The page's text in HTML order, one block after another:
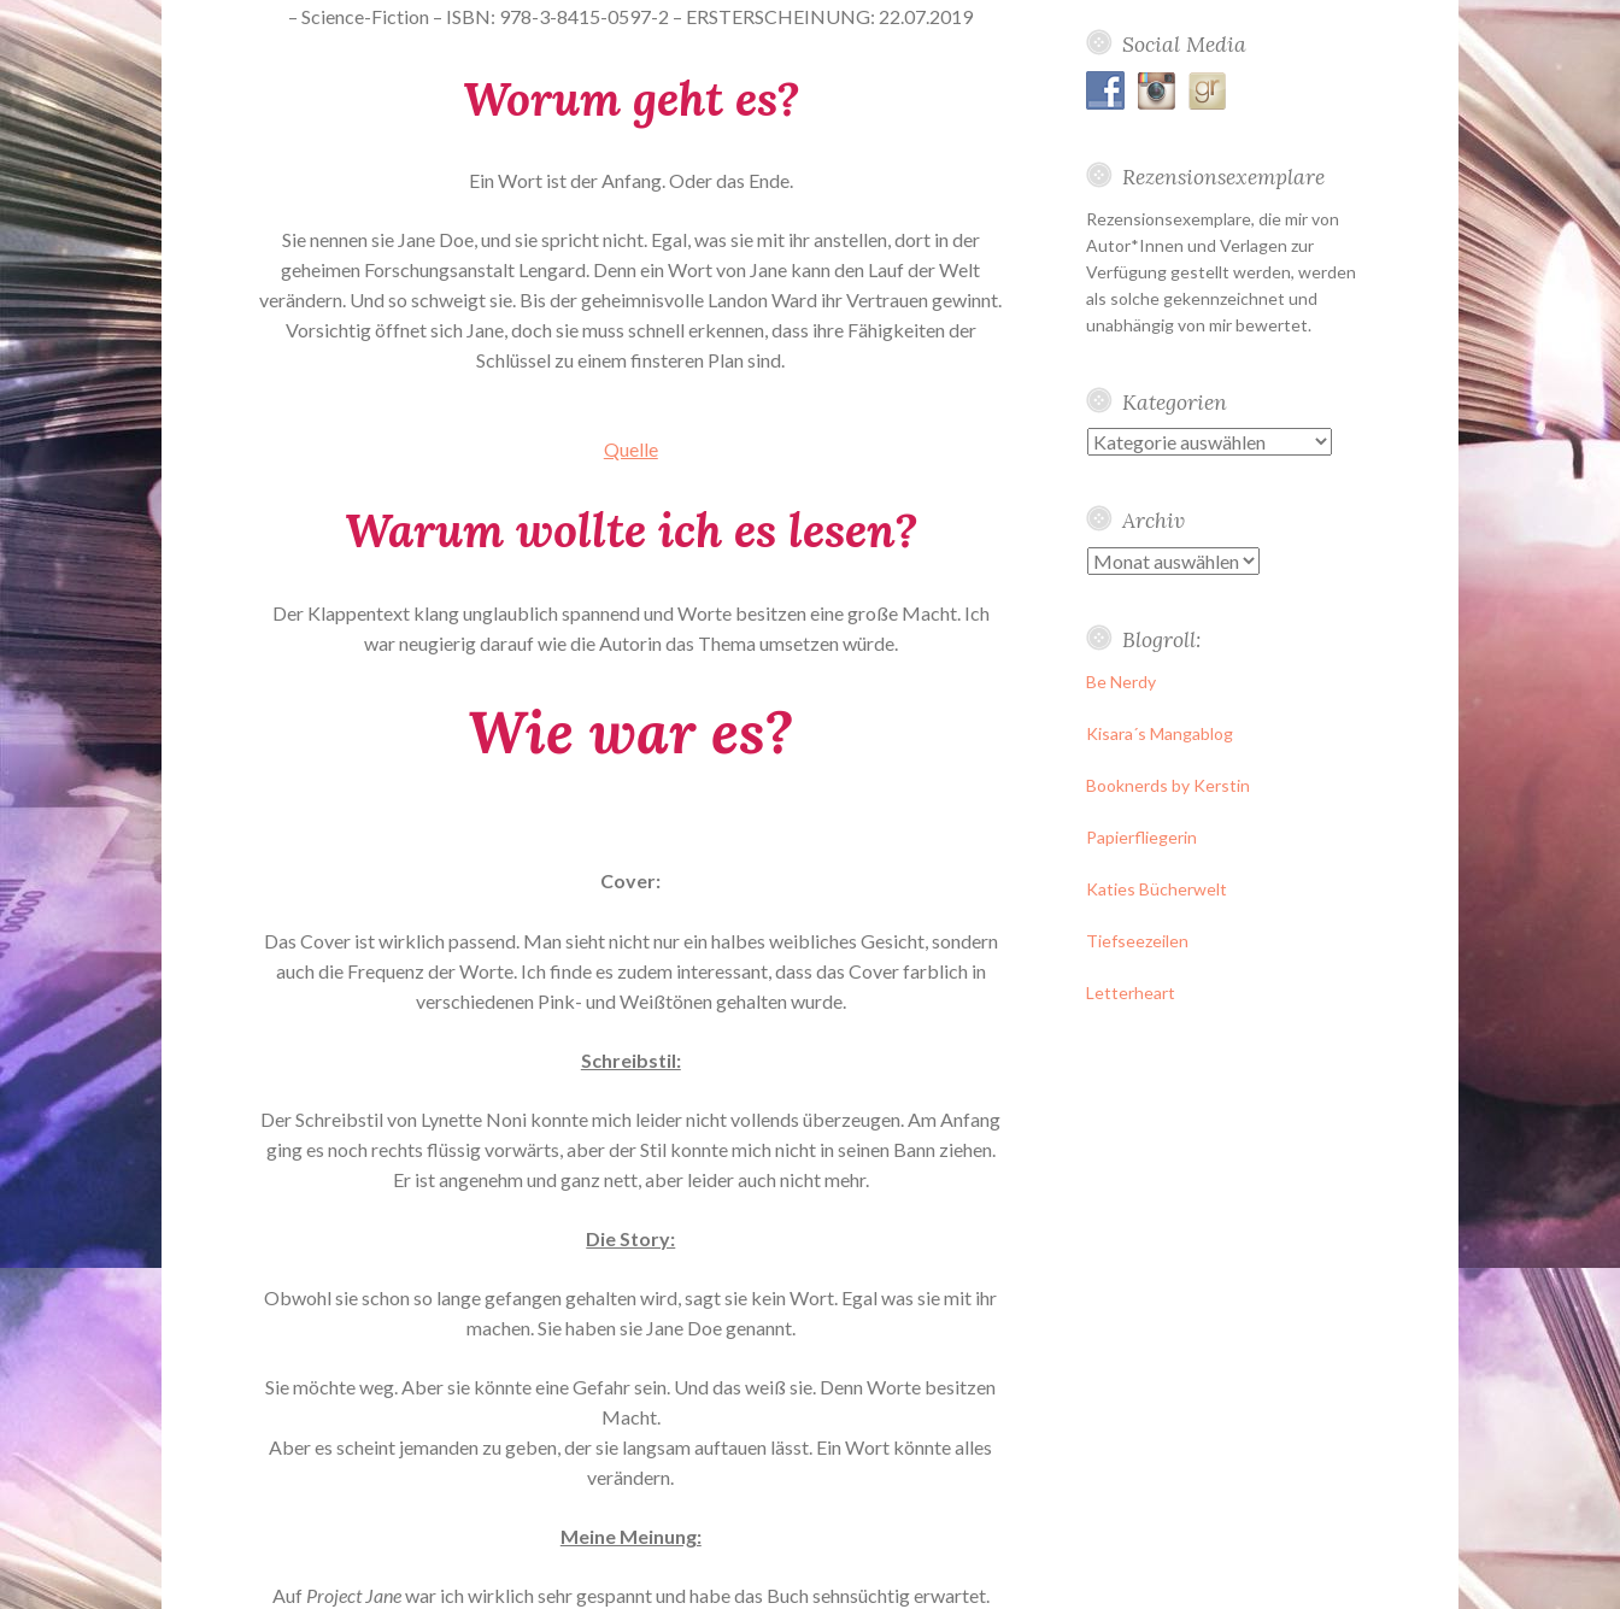
– Science-Fiction – ISBN: 978-3-8415-0597-2 – ERSTERSCHEINUNG: 22.07.2019
Worum geht es?
Ein Wort ist der Anfang. Oder das Ende.
Sie nennen sie Jane Doe, und sie spricht nicht. Egal, was sie mit ihr anstellen, dort in der
geheimen Forschungsanstalt Lengard. Denn ein Wort von Jane kann den Lauf der Welt
verändern. Und so schweigt sie. Bis der geheimnisvolle Landon Ward ihr Vertrauen gewinnt.
Vorsichtig öffnet sich Jane, doch sie muss schnell erkennen, dass ihre Fähigkeiten der
Schlüssel zu einem finsteren Plan sind.
Quelle
Warum wollte ich es lesen?
Der Klappentext klang unglaublich spannend und Worte besitzen eine große Macht. Ich
war neugierig darauf wie die Autorin das Thema umsetzen würde.
Wie war es?
Cover:
Das Cover ist wirklich passend. Man sieht nicht nur ein halbes weibliches Gesicht, sondern
auch die Frequenz der Worte. Ich finde es zudem interessant, dass das Cover farblich in
verschiedenen Pink- und Weißtönen gehalten wurde.
Schreibstil:
Der Schreibstil von Lynette Noni konnte mich leider nicht vollends überzeugen. Am Anfang
ging es noch rechts flüssig vorwärts, aber der Stil konnte mich nicht in seinen Bann ziehen.
Er ist angenehm und ganz nett, aber leider auch nicht mehr.
Die Story:
Obwohl sie schon so lange gefangen gehalten wird, sagt sie kein Wort. Egal was sie mit ihr
machen. Sie haben sie Jane Doe genannt.
Sie möchte weg. Aber sie könnte eine Gefahr sein. Und das weiß sie. Denn Worte besitzen
Macht.
Aber es scheint jemanden zu geben, der sie langsam auftauen lässt. Ein Wort könnte alles
verändern.
Meine Meinung:
Auf Project Janewar ich wirklich sehr gespannt und habe das Buch sehnsüchtig erwartet.
Social Media
Rezensionsexemplare
Rezensionsexemplare, die mir von
Autor*Innen und Verlagen zur
Verfügung gestellt werden, werden
als solche gekennzeichnet und
unabhängig von mir bewertet.
Kategorien
Kategorien
Archiv
Archiv
Blogroll:
Be Nerdy
Kisara´s Mangablog
Booknerds by Kerstin
Papierfliegerin
Katies Bücherwelt
Tiefseezeilen
Letterheart